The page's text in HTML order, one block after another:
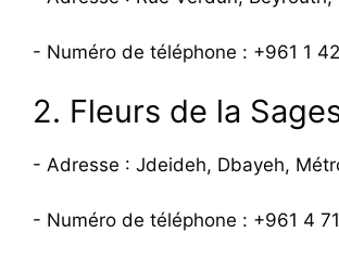
- Numéro de téléphone : +961 1
2. Fleurs de la
- Adresse : Jdeideh, Dbayeh,
- Numéro de téléphone : +961 4